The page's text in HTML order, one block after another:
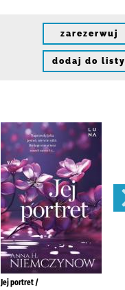
zarezerwuj
dodaj do listy
Jej portret /